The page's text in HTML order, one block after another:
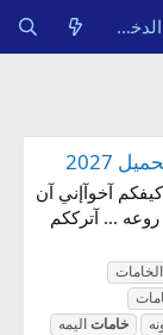
تسجيل الدخول
2027
كيفكم آخوآإني آن
... آترككم
خاماتاليمه